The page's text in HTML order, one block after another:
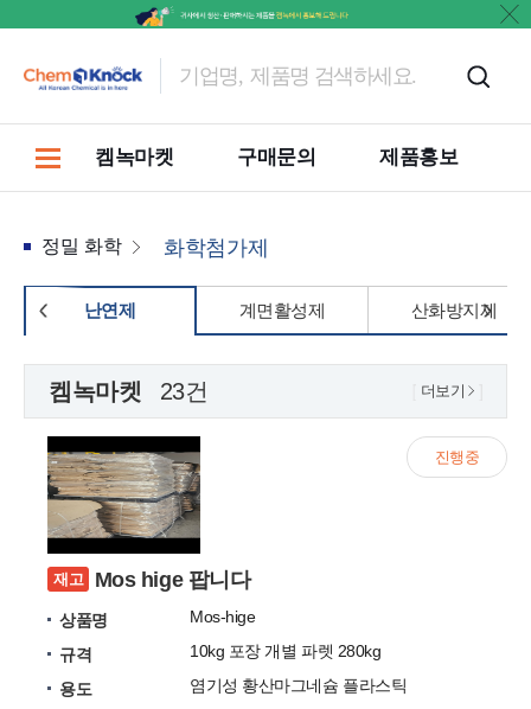
켐녹마켓 구매문의 제품홍보
정밀 화학 화학첨가제
난연제 계면활성제 산화방지제
켐녹마켓 23건 더보기
재고 Mos hige 팝니다
상품명
Mos-hige
규격
10kg 포장 개별 파렛 280kg
용도
염기성 황산마그네슘 플라스틱
진행중